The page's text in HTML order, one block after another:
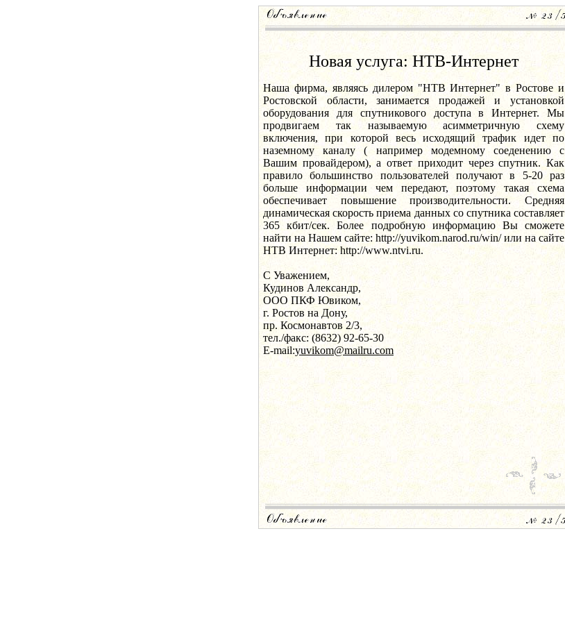
Новая услуга: НТВ-Интернет
Наша фирма, являясь дилером "НТВ Интернет" в Ростове и
Ростовской области, занимается продажей и установкой
оборудования для спутникового доступа в Интернет. Мы
продвигаем так называемую асимметричную схему
включения, при которой весь исходящий трафик идет по
наземному каналу ( например модемному соеденению с
Вашим провайдером), а ответ приходит через спутник. Как
правило большинство пользователей получают в 5-20 раз
больше информации чем передают, поэтому такая схема
обеспечивает повышение производительности. Средняя
динамическая скорость приема данных со спутника составляет
365 кбит/сек. Более подробную информацию Вы сможете
найти на Нашем сайте: http://yuvikom.narod.ru/win/ или на сайте
НТВ Интернет: http://www.ntvi.ru.
С Уважением,
Кудинов Александр,
ООО ПКФ Ювиком,
г. Ростов на Дону,
пр. Космонавтов 2/3,
тел./факс: (8632) 92-65-30
E-mail:yuvikom@mailru.com